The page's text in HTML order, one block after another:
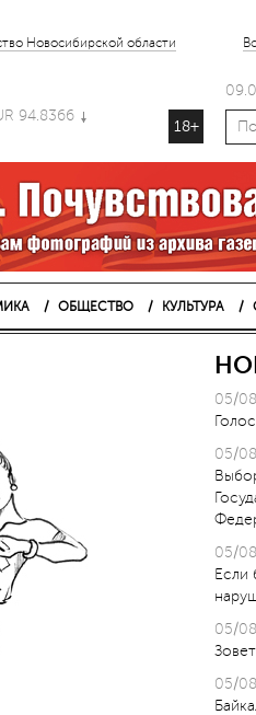
Новосибирской области
94.8366
18+
ОБЩЕСТВО КУЛЬТУРА
05/
05/
05/
Если
05/
05/